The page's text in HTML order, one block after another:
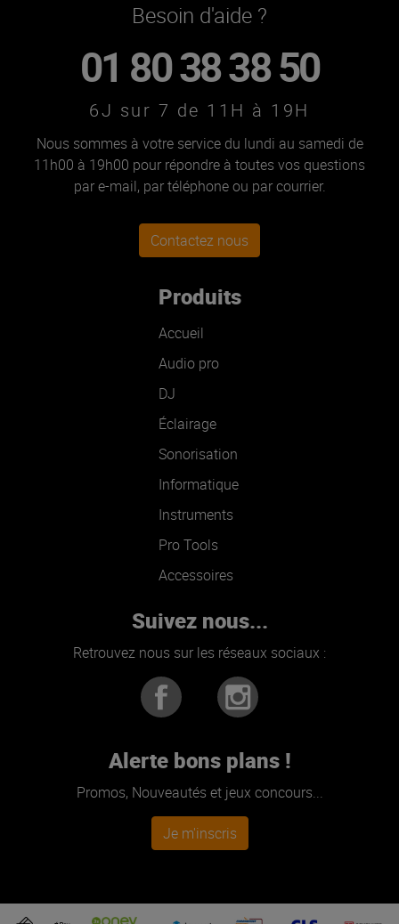
Besoin d'aide ?
01 80 38 38 50
6J sur 7 de 11H à 19H
Nous sommes à votre service du lundi au samedi de
11h00 à 19h00 pour répondre à toutes vos questions
par e-mail, par téléphone ou par courrier.
Contactez nous
Produits
Accueil
Audio pro
DJ
Éclairage
Sonorisation
Informatique
Instruments
Pro Tools
Accessoires
Suivez nous...
Retrouvez nous sur les réseaux sociaux :
Alerte bons plans !
Promos, Nouveautés et jeux concours...
Je m'inscris